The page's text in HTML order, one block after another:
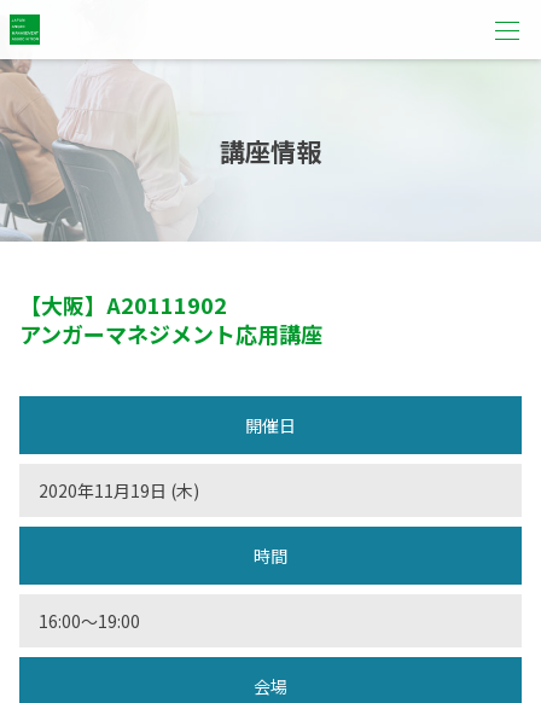
講座情報
【大阪】 A20111902
アンガーマネジメント応用講座
開催日
2020年11月19日 (木)
時間
16:00〜19:00
会場